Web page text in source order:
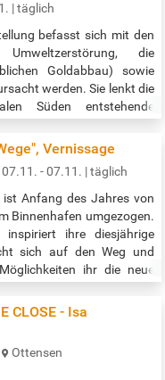
| täglich
befasst sich mit den
die
Goldabbau) sowie
werden. Sie lenkt die
Süden entstehende
Künstlerinnen und
Vernissage
07.11. - 07.11. | täglich
ist Anfang des Jahres von
Binnenhafen umgezogen.
ihre diesjährige
sich auf den Weg und
ihr die neue
Wege. Bei allen
CLOSE - Isa
Ottensen